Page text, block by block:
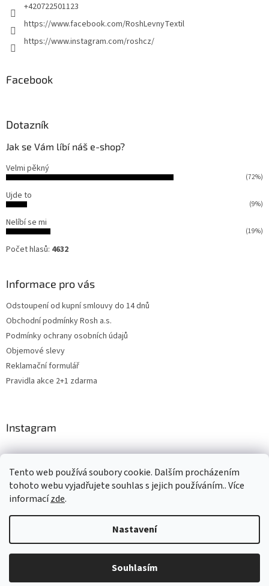
Tento web používá soubory cookie. Dalším procházením
tohoto webu vyjadřujete souhlas s jejich používáním.. Více
informacízde.
Nastavení
Souhlasím
+420722501123
https://www.facebook.com/RoshLevnyTextil
https://www.instagram.com/roshcz/
Facebook
Dotazník
Jak se Vám líbí náš e-shop?
Velmi pěkný
(72%)
Ujde to
(9%)
Nelíbí se mi
(19%)
Počet hlasů: 4632
Informace pro vás
Odstoupení od kupní smlouvy do 14 dnů
Obchodní podmínky Rosh a.s.
Podmínky ochrany osobních údajů
Objemové slevy
Reklamační formulář
Pravidla akce 2+1 zdarma
Instagram
Levne4you.cz CARDAMON Online Magazín
Vytvořil Shoptet
ROSH.cz. Všechna práva vyhrazena.